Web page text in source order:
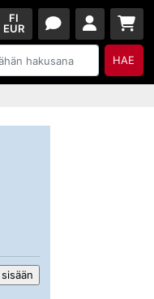
FI
EUR
HAE